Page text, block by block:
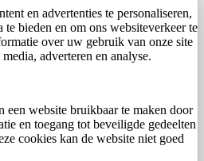
en advertenties te personaliseren,
bieden en om ons websiteverkeer te
over uw gebruik van onze site
adverteren en analyse.
een website bruikbaar te maken door
en toegang tot beveiligde gedeelten
cookies kan de website niet goed